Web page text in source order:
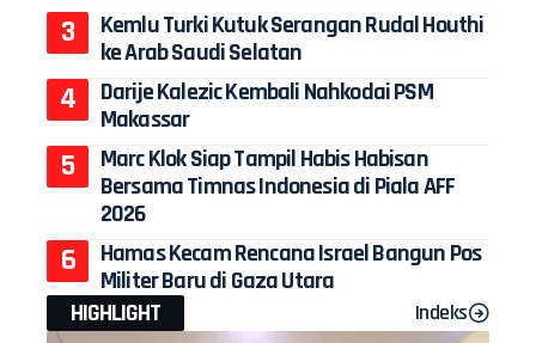
Kemlu Turki Kutuk Serangan Rudal Houthi
ke Arab Saudi Selatan
Darije Kalezic Kembali Nahkodai PSM
Makassar
Marc Klok Siap Tampil Habis Habisan
Bersama Timnas Indonesia di Piala AFF
2026
Hamas Kecam Rencana Israel Bangun Pos
Militer Baru di Gaza Utara
HIGHLIGHT
Indeks